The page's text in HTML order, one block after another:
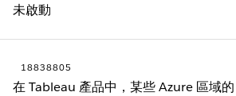
未啟動
18838805
在 Tableau 產品中，某些 Azure 區域